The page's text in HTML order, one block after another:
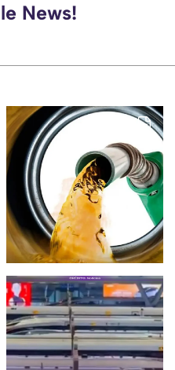
News!